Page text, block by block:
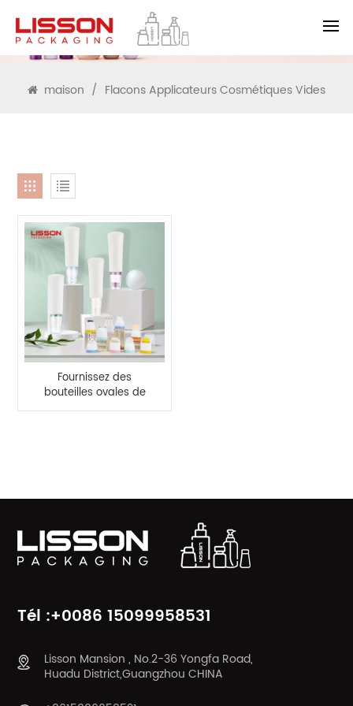
RECHERCHE
maison / Flacons Applicateurs Cosmétiques Vides
Fournissez des
bouteilles ovales de
soins de la peau
Tél :+0086 15099958531
Lisson Mansion , No.2-36 Yongfa Road,
Huadu District,Guangzhou CHINA